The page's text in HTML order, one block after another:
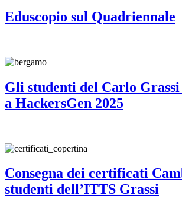
Eduscopio sul Quadriennale
Gli studenti del Carlo
a HackersGen 2025
Consegna dei certificati
studenti dell’ITTS Grassi